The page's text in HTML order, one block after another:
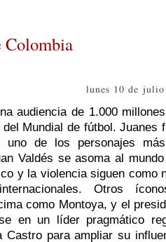
Colombia
lunes 10 de
audiencia de 1.000
Mundial de fútbol. Juanes
uno de los personajes
Valdés se asoma al
y la violencia siguen como
Otros
como Montoya, y el
en un líder pragmático
Castro para ampliar su